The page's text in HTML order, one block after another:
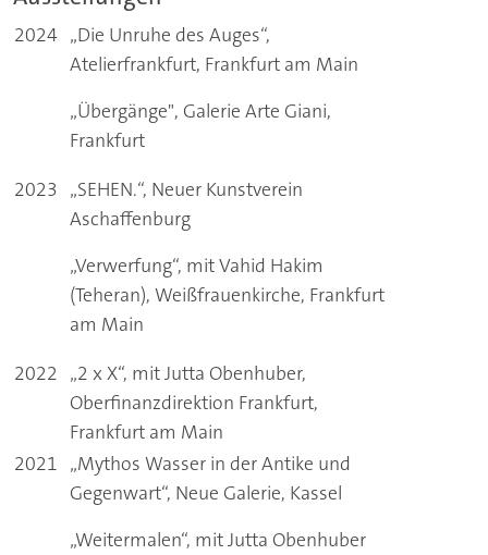
2024 „Die Unruhe des Auges“,
Atelierfrankfurt, Frankfurt am Main
„Übergänge", Galerie Arte Giani,
Frankfurt
2023 „SEHEN.“, Neuer Kunstverein
Aschaffenburg
„Verwerfung“, mit Vahid Hakim
(Teheran), Weißfrauenkirche, Frankfurt
am Main
2022 „2 x X“, mit Jutta Obenhuber,
Oberfinanzdirektion Frankfurt,
Frankfurt am Main
2021 „Mythos Wasser in der Antike und
Gegenwart“, Neue Galerie, Kassel
„Weitermalen“, mit Jutta Obenhuber